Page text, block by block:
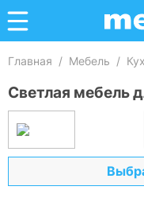
Главная / Мебель /
Светлая мебель